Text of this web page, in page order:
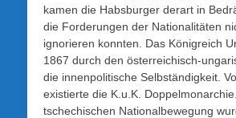
kamen die Habsburger derart in
die Forderungen der Nationalitäten
ignorieren konnten. Das Königreich
1867 durch den österreichisch-
die innenpolitische Selbständigkeit.
existierte die K.u.K.
tschechischen Nationalbewegung